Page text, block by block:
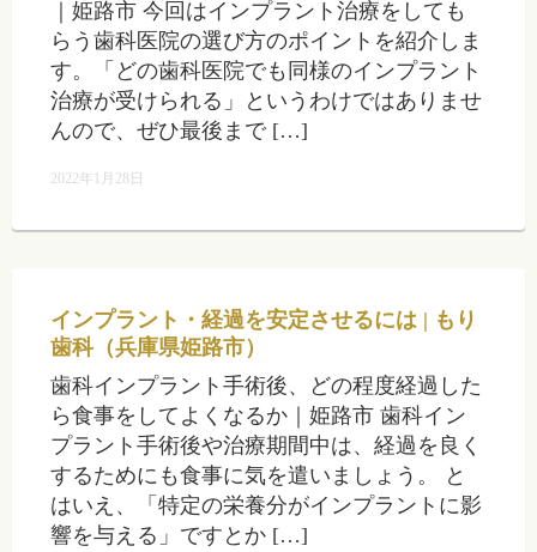
｜姫路市 今回はインプラント治療をしても
らう歯科医院の選び方のポイントを紹介しま
す。「どの歯科医院でも同様のインプラント
治療が受けられる」というわけではありませ
んので、ぜひ最後まで […]
2022年1月28日
インプラント・経過を安定させるには | もり
歯科（兵庫県姫路市）
歯科インプラント手術後、どの程度経過した
ら食事をしてよくなるか｜姫路市 歯科イン
プラント手術後や治療期間中は、経過を良く
するためにも食事に気を遣いましょう。 と
はいえ、「特定の栄養分がインプラントに影
響を与える」ですとか […]